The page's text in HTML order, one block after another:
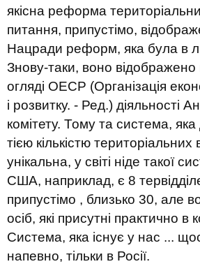
якісна реформа
питання, припустімо,
Нацради реформ, яка була в
Знову-таки, воно
огляді OECP (Організація
і розвитку. - Ред.) діяльності
комітету. Тому та система, яка
тією кількістю територіальних
унікальна, у світі ніде такої
США, наприклад, є 8
припустімо , близько 30, але
осіб, які присутні практично в
Система, яка існує у нас ...
напевно, тільки в Росії.